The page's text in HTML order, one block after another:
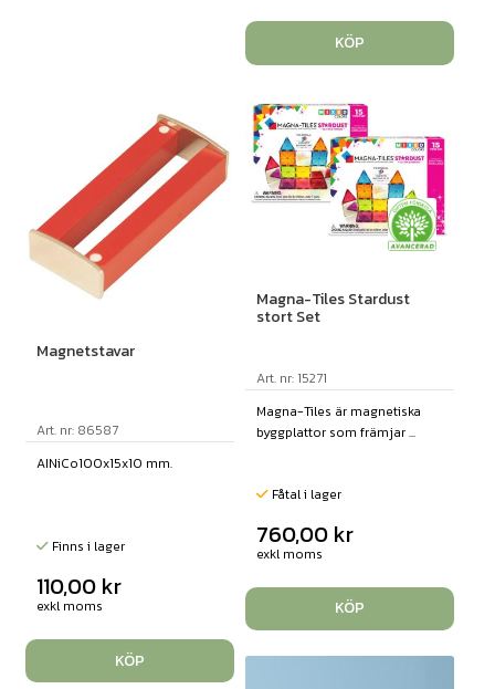
KÖP
Magnetstavar
Art. nr: 86587
AINiCo100x15x10 mm.
Finns i lager
110,00 kr
exkl moms
KÖP
Magna-Tiles Stardust
stort Set
Art. nr: 15271
Magna-Tiles är magnetiska
byggplattor som främjar ...
Fåtal i lager
760,00 kr
exkl moms
KÖP